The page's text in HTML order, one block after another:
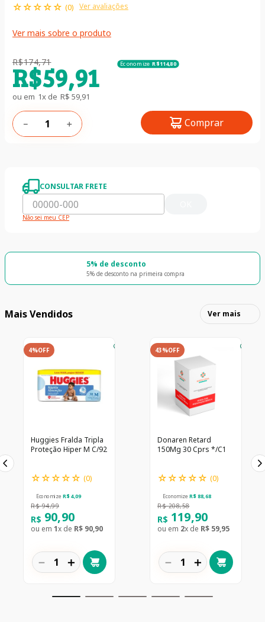
☆☆☆☆☆ (0) Ver avaliações
Ver mais sobre o produto
R$174,71 Economize R$114,80
R$59,91
ou em 1x de R$ 59,91
＋
－ Comprar
CONSULTAR FRETE
Não sei meu CEP
5% de desconto
5% de desconto na primeira compra
Mais Vendidos Ver mais
4%OFF
Huggies Fralda Tripla
Proteção Hiper M C/92
☆☆☆☆☆ (0)
Economize R$ 4,09
R$ 94,99
R$ 90,90
ou em 1x de R$ 90,90
＋
－
43%OFF
Donaren Retard
150Mg 30 Cprs */C1
☆☆☆☆☆ (0)
Economize R$ 88,68
R$ 208,58
R$ 119,90
ou em 2x de R$ 59,95
＋
－